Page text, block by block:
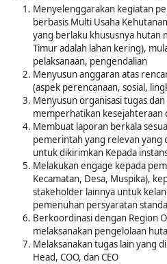
Menyelenggarakan kegiatan
berbasis Multi Usaha
yang berlaku khususnya hutan
Timur adalah lahan kering),
pelaksanaan, pengendalian
Menyusun anggaran atas
(aspek perencanaan, sosial,
Menyusun organisasi tugas
memperhatikan kesejahteraan
Membuat laporan berkala
pemerintah yang relevan yang
untuk dikirimkan Kepada
Melakukan engage kepada
Kecamatan, Desa, Muspika),
stakeholder lainnya untuk
pemenuhan persyaratan
Berkoordinasi dengan Region
melaksanakan pengelolaan
Melaksanakan tugas lain yang
Head, COO, dan CEO